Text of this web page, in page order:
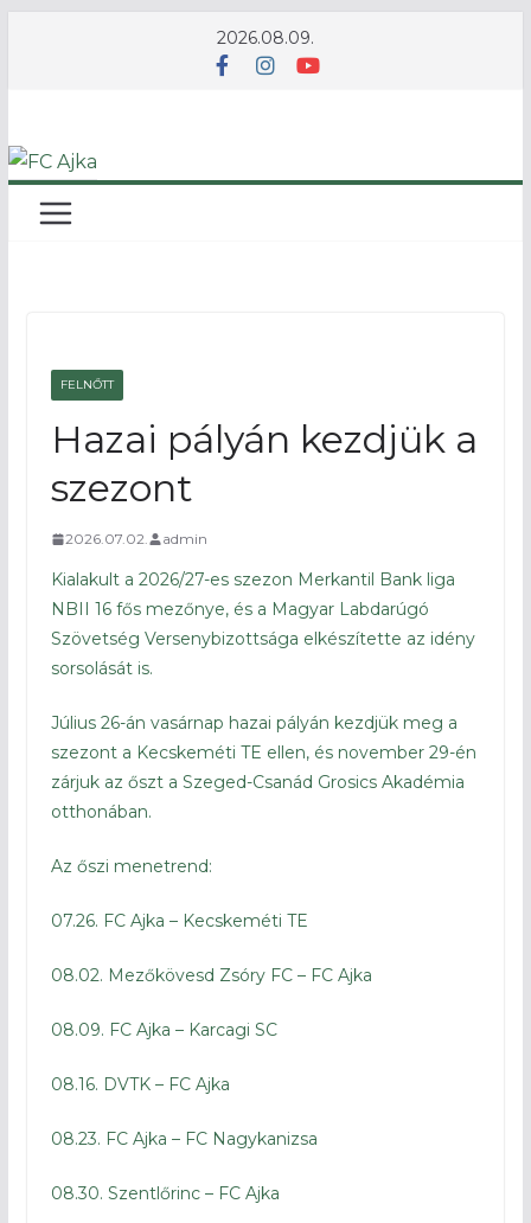
2026.08.09.
FELNŐTT
Hazai pályán kezdjük a
szezont
2026.07.02. admin
Kialakult a 2026/27-es szezon Merkantil Bank liga
NBII 16 fős mezőnye, és a Magyar Labdarúgó
Szövetség Versenybizottsága elkészítette az idény
sorsolását is.
Július 26-án vasárnap hazai pályán kezdjük meg a
szezont a Kecskeméti TE ellen, és november 29-én
zárjuk az őszt a Szeged-Csanád Grosics Akadémia
otthonában.
Az őszi menetrend:
07.26. FC Ajka – Kecskeméti TE
08.02. Mezőkövesd Zsóry FC – FC Ajka
08.09. FC Ajka – Karcagi SC
08.16. DVTK – FC Ajka
08.23. FC Ajka – FC Nagykanizsa
08.30. Szentlőrinc – FC Ajka